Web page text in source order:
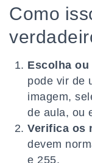
Como
Escolha ou
pode vir de
imagem,
de aula, ou
Verifica os
devem
e 255.